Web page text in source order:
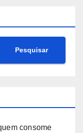
Pesquisar
consome